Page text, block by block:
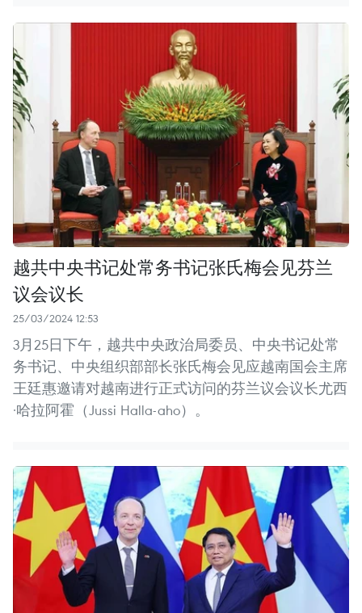
越共中央书记处常务书记张氏梅会见芬兰
议会议长
25/03/2024 12:53
3月25日下午，越共中央政治局委员、中央书记处常
务书记、中央组织部部长张氏梅会见应越南国会主席
王廷惠邀请对越南进行正式访问的芬兰议会议长尤西
·哈拉阿霍（Jussi Halla-aho）。